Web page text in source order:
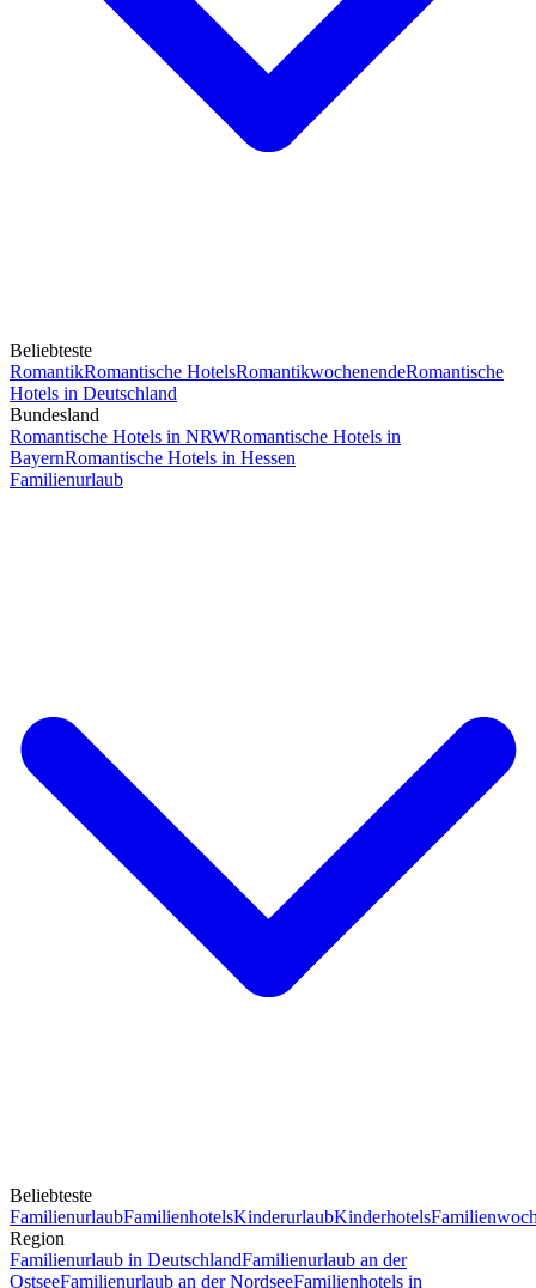
Beliebteste
RomantikRomantische HotelsRomantikwochenendeRomantische
Hotels in Deutschland
Bundesland
Romantische Hotels in NRWRomantische Hotels in
BayernRomantische Hotels in Hessen
Familienurlaub
Beliebteste
FamilienurlaubFamilienhotelsKinderurlaubKinderhotels
Region
Familienurlaub in DeutschlandFamilienurlaub an der
OstseeFamilienurlaub an der NordseeFamilienhotels in